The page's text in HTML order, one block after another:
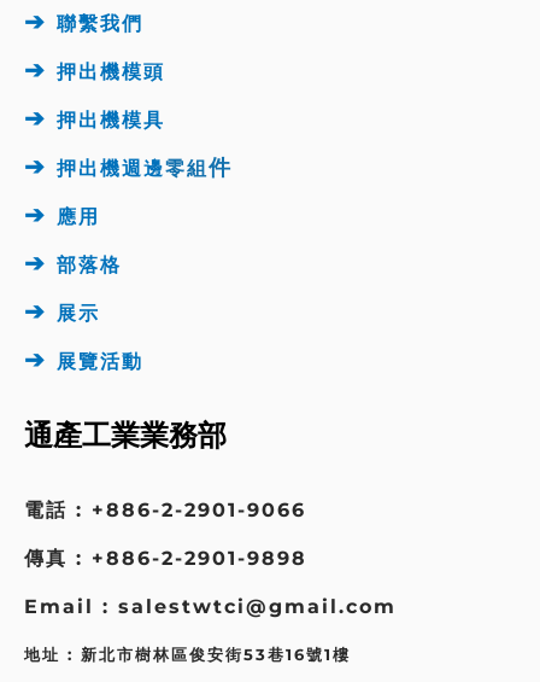
➔ 聯繫我們
➔ 押出機模頭
➔ 押出機模具
➔ 押出機週邊零組件
➔ 應用
➔ 部落格
➔ 展示
➔ 展覽活動
通產工業業務部
電話 : +886-2-2901-9066
傳真 : +886-2-2901-9898
Email : salestwtci@gmail.com
地址 : 新北市樹林區俊安街53巷16號1樓